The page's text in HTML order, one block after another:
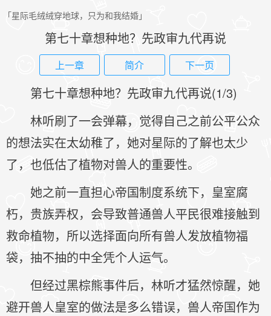
「星际毛绒绒穿地球，只为和我结婚」
第七十章想种地？先政审九代再说
上一章 简介 下一页
第七十章想种地？先政审九代再说(1/3)
林听刷了一会弹幕，觉得自己之前公平公众
的想法实在太幼稚了，她对星际的了解也太少
了，也低估了植物对兽人的重要性。
她之前一直担心帝国制度系统下，皇室腐
朽，贵族弄权，会导致普通兽人平民很难接触到
救命植物，所以选择面向所有兽人发放植物福
袋，抽不抽的中全凭个人运气。
但经过黑棕熊事件后，林听才猛然惊醒，她
避开兽人皇室的做法是多么错误，兽人帝国作为